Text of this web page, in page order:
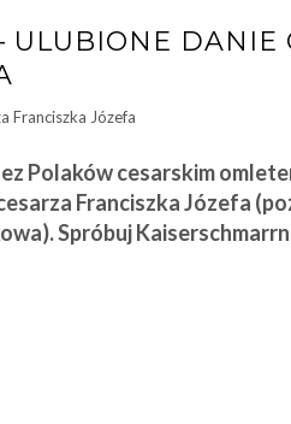
ULUBIONE DANIE
Polaków cesarskim
Franciszka Józefa
Spróbuj